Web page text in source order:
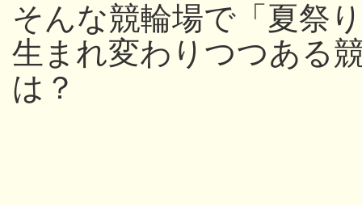
そんな競輪場で「夏祭
生まれ変わりつつある
は？